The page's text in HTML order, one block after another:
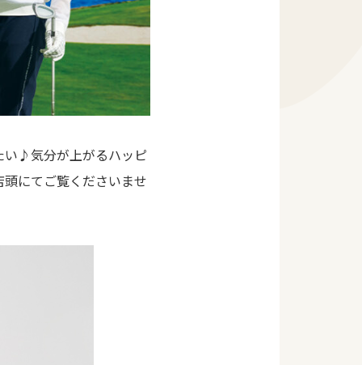
い♪気分が上がるハッピ
にてご覧くださいませ